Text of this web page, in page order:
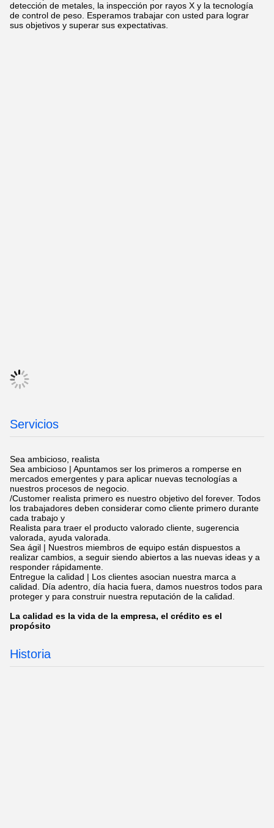
detección de metales, la inspección por rayos X y la tecnología
de control de peso. Esperamos trabajar con usted para lograr
sus objetivos y superar sus expectativas.
Servicios
Sea ambicioso, realista
Sea ambicioso | Apuntamos ser los primeros a romperse en
mercados emergentes y para aplicar nuevas tecnologías a
nuestros procesos de negocio.
/Customer realista primero es nuestro objetivo del forever. Todos
los trabajadores deben considerar como cliente primero durante
cada trabajo y
Realista para traer el producto valorado cliente, sugerencia
valorada, ayuda valorada.
Sea ágil | Nuestros miembros de equipo están dispuestos a
realizar cambios, a seguir siendo abiertos a las nuevas ideas y a
responder rápidamente.
Entregue la calidad | Los clientes asocian nuestra marca a
calidad. Día adentro, día hacia fuera, damos nuestros todos para
proteger y para construir nuestra reputación de la calidad.
La calidad es la vida de la empresa, el crédito es el
propósito
Historia